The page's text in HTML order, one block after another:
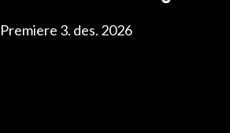
Premiere 3. des. 2026